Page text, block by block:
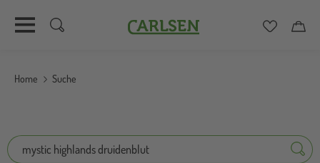
zum
Carlsen
Home Suche
Suche
Suche